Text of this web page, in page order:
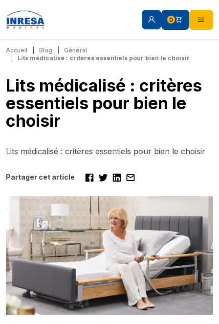
0
Accueil Blog
Général
Lits médicalisé : critères essentiels pour bien le choisir
Lits médicalisé : critères
essentiels pour bien le
choisir
Lits médicalisé : critères essentiels pour bien le choisir
Partager cet article